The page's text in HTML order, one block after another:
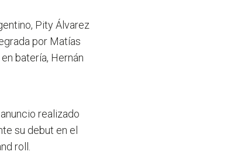
Pity Álvarez
por Matías
batería, Hernán
realizado
su debut en el
roll.